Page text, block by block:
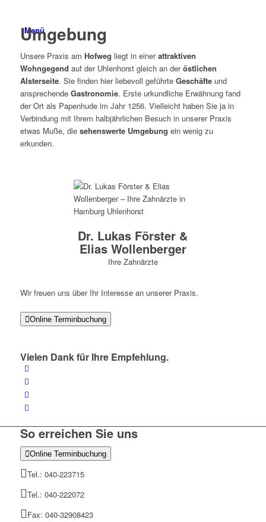
Menü
Umgebung
Unsere Praxis am Hofweg liegt in einerattraktiven
Wohngegend auf der Uhlenhorst gleich an deröstlichen
Alsterseite. Sie finden hier liebevoll geführte Geschäfteund
ansprechende Gastronomie. Erste urkundliche Erwähnung fand
der Ort als Papenhude im Jahr 1256. Vielleicht haben Sie ja in
Verbindung mit Ihrem halbjährlichen Besuch in unserer Praxis
etwas Muße, die sehenswerte Umgebung ein wenig zu
erkunden.
Dr. Lukas Förster &
Elias Wollenberger
Ihre Zahnärzte
Wir freuen uns über Ihr Interesse an unserer Praxis.
Online Terminbuchung
Vielen Dank für Ihre Empfehlung.
So erreichen Sie uns
Online Terminbuchung
Tel.: 040-223715
Tel.: 040-222072
Fax: 040-32908423